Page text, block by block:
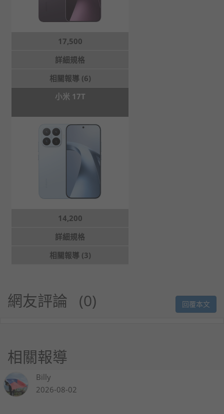
17,500
詳細規格
相關報導 (6)
小米 17T
14,200
詳細規格
相關報導 (3)
網友評論 0 回覆本文
相關報導
Billy
2026-08-02